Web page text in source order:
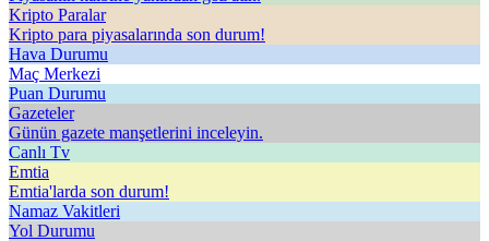
Kripto Paralar
Kripto para piyasalarında son durum!
Hava Durumu
Maç Merkezi
Puan Durumu
Gazeteler
Günün gazete manşetlerini inceleyin.
Canlı Tv
Emtia
Emtia'larda son durum!
Namaz Vakitleri
Yol Durumu